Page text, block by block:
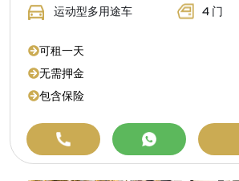
运动型多用途车 4 门
可租一天
无需押金
包含保险